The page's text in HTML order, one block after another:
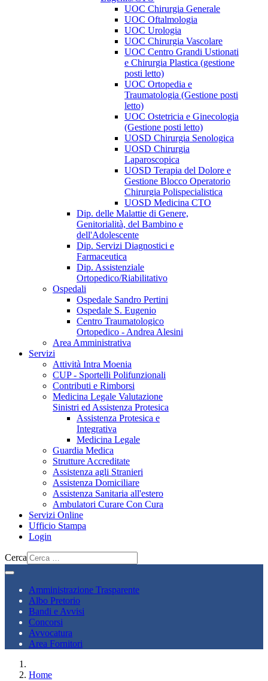
UOC Chirurgia Generale
UOC Oftalmologia
UOC Urologia
UOC Chirurgia Vascolare
UOC Centro Grandi Ustionati
e Chirurgia Plastica (gestione
posti letto)
UOC Ortopedia e
Traumatologia (Gestione posti
letto)
UOC Ostetricia e Ginecologia
(Gestione posti letto)
UOSD Chirurgia Senologica
UOSD Chirurgia
Laparoscopica
UOSD Terapia del Dolore e
Gestione Blocco Operatorio
Chirurgia Polispecialistica
UOSD Medicina CTO
Dip. delle Malattie di Genere,
Genitorialità, del Bambino e
dell'Adolescente
Dip. Servizi Diagnostici e
Farmaceutica
Dip. Assistenziale
Ortopedico/Riabilitativo
Ospedali
Ospedale Sandro Pertini
Ospedale S. Eugenio
Centro Traumatologico
Ortopedico - Andrea Alesini
Area Amministrativa
Servizi
Attività Intra Moenia
CUP - Sportelli Polifunzionali
Contributi e Rimborsi
Medicina Legale Valutazione
Sinistri ed Assistenza Protesica
Assistenza Protesica e
Integrativa
Medicina Legale
Guardia Medica
Strutture Accreditate
Assistenza agli Stranieri
Assistenza Domiciliare
Assistenza Sanitaria all'estero
Ambulatori Curare Con Cura
Servizi Online
Ufficio Stampa
Login
Cerca
Amministrazione Trasparente
Albo Pretorio
Bandi e Avvisi
Concorsi
Avvocatura
Area Fornitori
Home